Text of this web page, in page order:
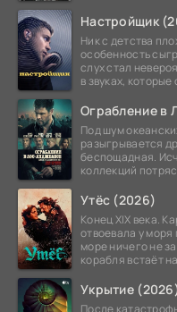
Настройщик
Ник с детства
особенность
слух стал
в звуках,
Ограбление в
Под шум
разыгрывается
беспощадная.
коллекций
Утёс (2026)
Конец XIX века.
отвоевала у
море ничего не
корабля встаёт
Укрытие
После